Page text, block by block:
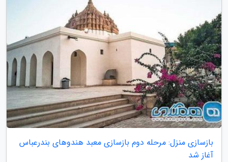
بازسازی منزل: مرحله دوم بازسازی معبد هندوهای بندرعباس
آغاز شد